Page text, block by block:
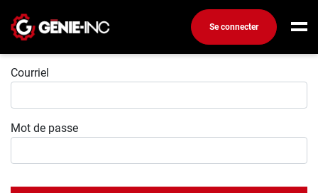
Se connecter
Connexion
Emplois
Connexion
Courriel
Mot de passe